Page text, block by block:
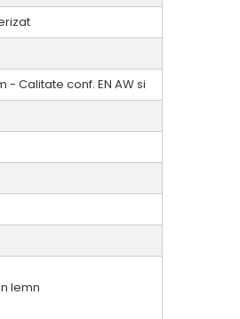
- Calitate conf. EN AW si
lemn